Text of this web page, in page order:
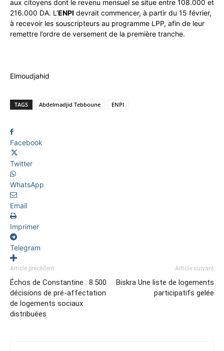
aux citoyens dont le revenu mensuel se situe entre 108.000 et
216.000 DA. L’ENPI devrait commencer, à partir du 15 février,
à recevoir les souscripteurs au programme LPP, afin de leur
remettre l’ordre de versement de la première tranche.
Elmoudjahid
TAGS Abdelmadjid Tebboune ENPI
Facebook
Twitter
WhatsApp
Email
Imprimer
Telegram
Article précédent
Échos de Constantine : 8.500
décisions de pré-affectation
de logements sociaux
distribuées
Article suivant
Biskra Une liste de logements
participatifs gelée